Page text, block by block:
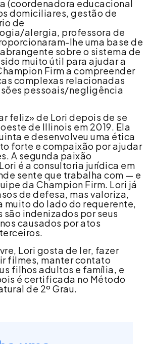
(coordenadora educacional
domiciliares, gestão de
de
alergia, professora de
lhe uma base de
sobre o sistema de
muito útil para ajudar a
Firm a compreender
complexas relacionadas
pessoais/negligência
feliz» de Lori depois de se
de Illinois em 2019. Ela
e desenvolveu uma ética
forte e compaixão por ajudar
A segunda paixão
é a consultoria jurídica em
sente que trabalha com — e
da Champion Firm. Lori já
de defesa, mas valoriza,
muito do lado do requerente,
são indenizados por seus
causados por atos
Lori gosta de ler, fazer
filmes, manter contato
filhos adultos e família, e
é certificada no Método
de 2º Grau.